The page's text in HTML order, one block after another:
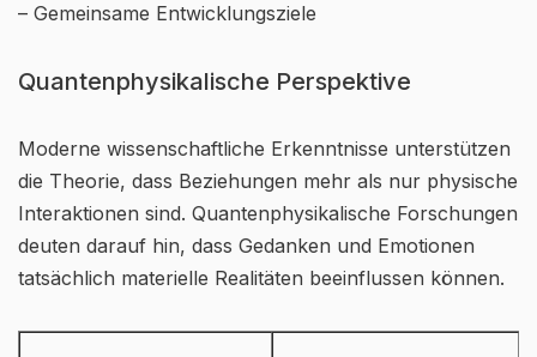
– Gemeinsame Entwicklungsziele
Quantenphysikalische Perspektive
Moderne wissenschaftliche Erkenntnisse unterstützen
die Theorie, dass Beziehungen mehr als nur physische
Interaktionen sind. Quantenphysikalische Forschungen
deuten darauf hin, dass Gedanken und Emotionen
tatsächlich materielle Realitäten beeinflussen können.